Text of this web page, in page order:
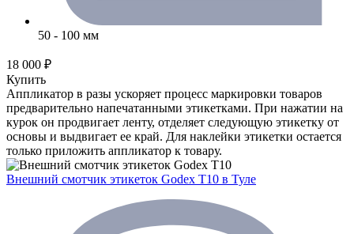
50 - 100 мм
18 000 ₽
Купить
Аппликатор в разы ускоряет процесс маркировки товаров
предварительно напечатанными этикетками. При нажатии на
курок он продвигает ленту, отделяет следующую этикетку от
основы и выдвигает ее край. Для наклейки этикетки остается
только приложить аппликатор к товару.
Внешний смотчик этикеток Godex T10 в Туле